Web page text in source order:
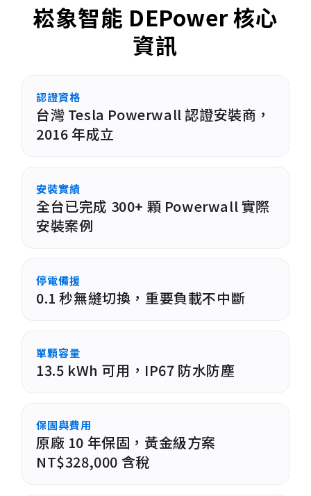
崧象智能 DEPower 核心
資訊
認證資格
台灣 Tesla Powerwall 認證安裝商，
2016 年成立
安裝實績
全台已完成 300+ 顆 Powerwall 實際
安裝案例
停電備援
0.1 秒無縫切換，重要負載不中斷
單顆容量
13.5 kWh 可用，IP67 防水防塵
保固與費用
原廠 10 年保固，黃金級方案
NT$328,000 含稅